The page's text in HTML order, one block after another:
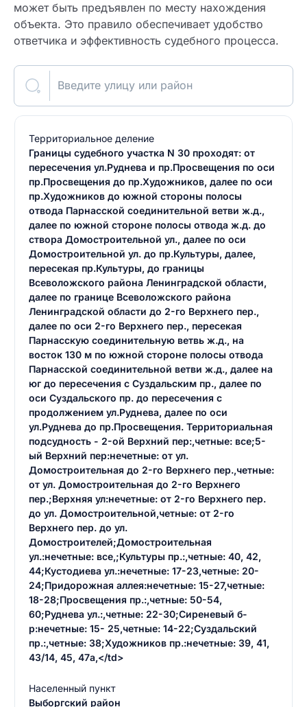
может быть предъявлен по месту нахождения
объекта. Это правило обеспечивает удобство
ответчика и эффективность судебного процесса.
Введите улицу или район
Территориальное деление
Границы судебного участка N 30 проходят: от
пересечения ул.Руднева и пр.Просвещения по оси
пр.Просвещения до пр.Художников, далее по оси
пр.Художников до южной стороны полосы
отвода Парнасской соединительной ветви ж.д.,
далее по южной стороне полосы отвода ж.д. до
створа Домостроительной ул., далее по оси
Домостроительной ул. до пр.Культуры, далее,
пересекая пр.Культуры, до границы
Всеволожского района Ленинградской области,
далее по границе Всеволожского района
Ленинградской области до 2-го Верхнего пер.,
далее по оси 2-го Верхнего пер., пересекая
Парнасскую соединительную ветвь ж.д., на
восток 130 м по южной стороне полосы отвода
Парнасской соединительной ветви ж.д., далее на
юг до пересечения с Суздальским пр., далее по
оси Суздальского пр. до пересечения с
продолжением ул.Руднева, далее по оси
ул.Руднева до пр.Просвещения. Территориальная
подсудность - 2-ой Верхний пер:,четные: все;5-
ый Верхний пер:нечетные: от ул.
Домостроительная до 2-го Верхнего пер.,четные:
от ул. Домостроительная до 2-го Верхнего
пер.;Верхняя ул:нечетные: от 2-го Верхнего пер.
до ул. Домостроительной,четные: от 2-го
Верхнего пер. до ул.
Домостроителей;Домостроительная
ул.:нечетные: все,;Культуры пр.:,четные: 40, 42,
44;Кустодиева ул.:нечетные: 17-23,четные: 20-
24;Придорожная аллея:нечетные: 15-27,четные:
18-28;Просвещения пр.:,четные: 50-54,
60;Руднева ул.:,четные: 22-30;Сиреневый б-
р:нечетные: 15- 25,четные: 14-22;Суздальский
пр.:,четные: 38;Художников пр.:нечетные: 39, 41,
43/14, 45, 47а,</td>
Населенный пункт
Выборгский район